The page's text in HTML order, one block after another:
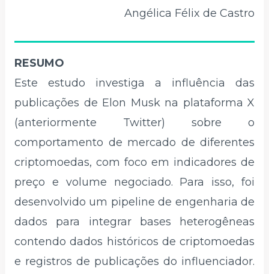
Angélica Félix de Castro
RESUMO
Este estudo investiga a influência das
publicações de Elon Musk na plataforma X
(anteriormente Twitter) sobre o
comportamento de mercado de diferentes
criptomoedas, com foco em indicadores de
preço e volume negociado. Para isso, foi
desenvolvido um pipeline de engenharia de
dados para integrar bases heterogêneas
contendo dados históricos de criptomoedas
e registros de publicações do influenciador.